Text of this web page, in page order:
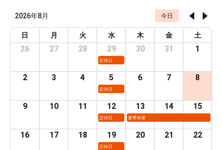
2026年8月 今日
日 月 火 水 木 金 土
26 27 28 29
定休日
30 31 1
2 3 4 5
定休日
6 7 8
9 10 11 12
定休日
13
夏季休業
14 15
16 17 18 19
定休日
20 21 22